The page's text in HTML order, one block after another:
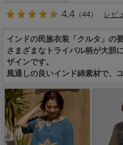
4.4 （44） レビ
インドの民族衣装「クルタ」の
さまざまなトライバル柄が大胆
ザインです。
風通しの良いインド綿素材で、